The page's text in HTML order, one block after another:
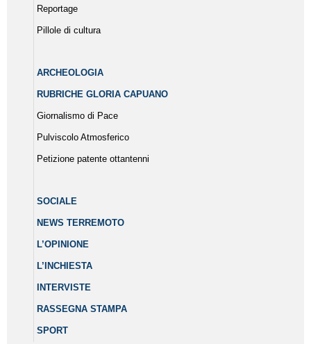
Reportage
Pillole di cultura
ARCHEOLOGIA
RUBRICHE GLORIA CAPUANO
Giornalismo di Pace
Pulviscolo Atmosferico
Petizione patente ottantenni
SOCIALE
NEWS TERREMOTO
L’OPINIONE
L’INCHIESTA
INTERVISTE
RASSEGNA STAMPA
SPORT